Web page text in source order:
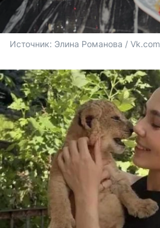
Источник: Элина Романова / Vk.com